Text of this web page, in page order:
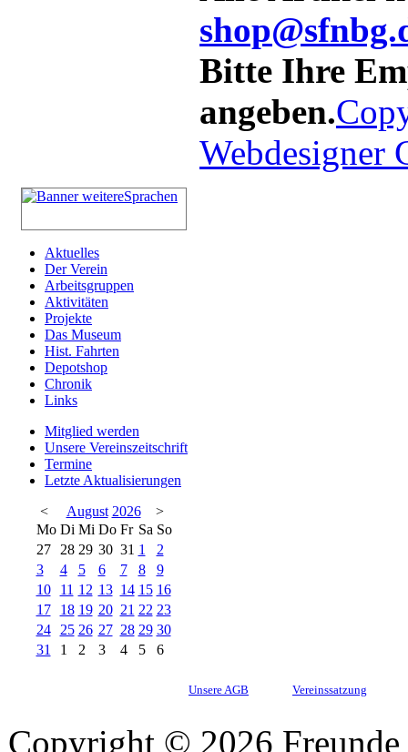
Bitte Ihre
angeben.
Webdesigner
Aktuelles
Der Verein
Arbeitsgruppen
Aktivitäten
Projekte
Das Museum
Hist. Fahrten
Depotshop
Chronik
Links
Mitglied werden
Unsere Vereinszeitschrift
Termine
Letzte Aktualisierungen
<
August 2026
>
Mo Di Mi Do Fr Sa So
27
28 29 30 31 1
2
3
4 5 6 7 8
9
10
11 12 13 14 15 16
17
18 19 20 21 22 23
24
25 26 27 28 29 30
31
1 2 3 4 5 6
Unsere AGB Vereinssatzung
Copyright © 2026